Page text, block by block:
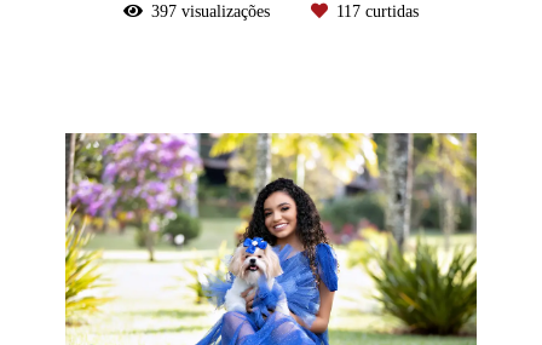
397 visualizações 117 curtidas